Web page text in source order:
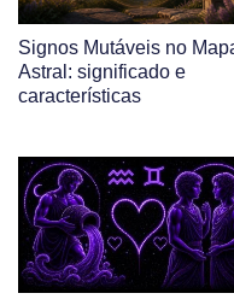
Signos Mutáveis no
Astral: significado e
características